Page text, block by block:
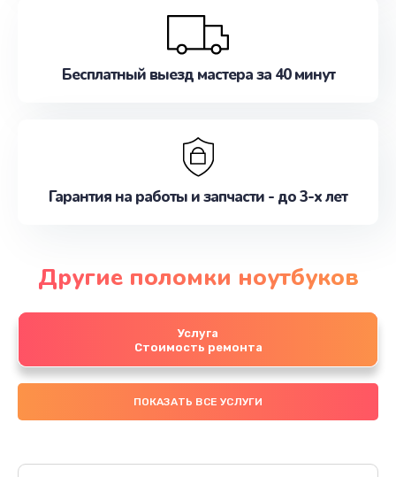
Бесплатный выезд мастера за 40 минут
Гарантия на работы и запчасти - до 3-х лет
Другие поломки ноутбуков
Услуга
Стоимость ремонта
ПОКАЗАТЬ ВСЕ УСЛУГИ